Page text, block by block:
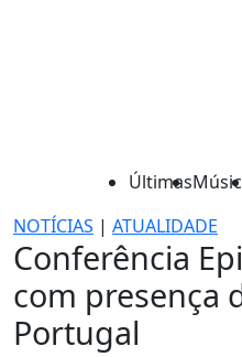
Últimas
NOTÍCIAS | ATUALIDADE
Conferência
com presença
Portugal